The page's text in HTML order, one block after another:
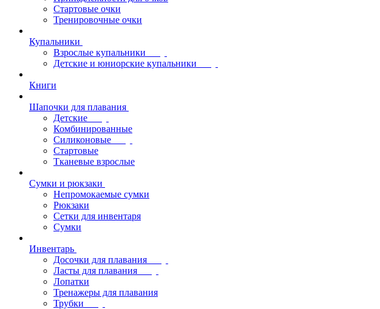
Стартовые очки
Тренировочные очки
Купальники
Взрослые купальники
Детские и юниорские купальники
Книги
Шапочки для плавания
Детские
Комбинированные
Силиконовые
Стартовые
Тканевые взрослые
Сумки и рюкзаки
Непромокаемые сумки
Рюкзаки
Сетки для инвентаря
Сумки
Инвентарь
Досочки для плавания
Ласты для плавания
Лопатки
Тренажеры для плавания
Трубки